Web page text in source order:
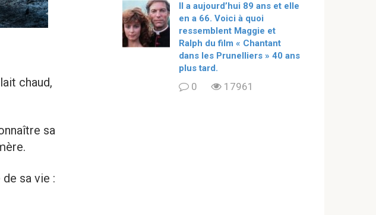
chaud,
sa
sa vie :
ll a aujourd’hui 89 ans et elle
en a 66. Voici à quoi
ressemblent Maggie et
Ralph du film « Chantant
dans les Prunelliers » 40 ans
plus tard.
0 17961